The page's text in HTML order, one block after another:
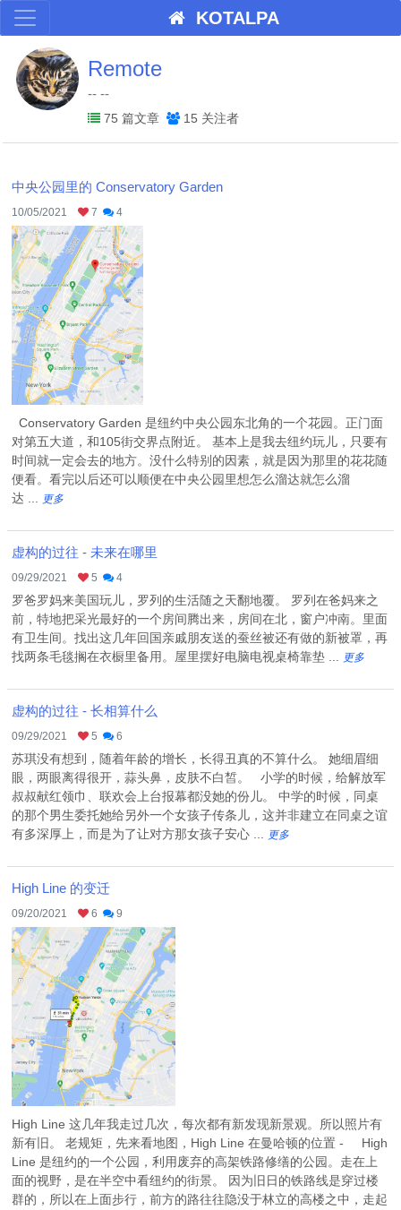
KOTALPA
Remote
-- --
75 篇文章 15 关注者
中央公园里的 Conservatory Garden
10/05/2021 7 4
Conservatory Garden 是纽约中央公园东北角的一个花园。正门面
对第五大道，和105街交界点附近。 基本上是我去纽约玩儿，只要有
时间就一定会去的地方。没什么特别的因素，就是因为那里的花花随
便看。看完以后还可以顺便在中央公园里想怎么溜达就怎么溜
达 ...
更多
虚构的过往 - 未来在哪里
09/29/2021 5 4
罗爸罗妈来美国玩儿，罗列的生活随之天翻地覆。 罗列在爸妈来之
前，特地把采光最好的一个房间腾出来，房间在北，窗户冲南。里面
有卫生间。找出这几年回国亲戚朋友送的蚕丝被还有做的新被罩，再
找两条毛毯搁在衣橱里备用。屋里摆好电脑电视桌椅靠垫 ...
更多
虚构的过往 - 长相算什么
09/29/2021 5 6
苏琪没有想到，随着年龄的增长，长得丑真的不算什么。 她细眉细
眼，两眼离得很开，蒜头鼻，皮肤不白皙。 小学的时候，给解放军
叔叔献红领巾、联欢会上台报幕都没她的份儿。 中学的时候，同桌
的那个男生委托她给另外一个女孩子传条儿，这并非建立在同桌之谊
有多深厚上，而是为了让对方那女孩子安心 ...
更多
High Line 的变迁
09/20/2021 6 9
High Line 这几年我走过几次，每次都有新发现新景观。所以照片有
新有旧。 老规矩，先来看地图，High Line 在曼哈顿的位置 - High
Line 是纽约的一个公园，利用废弃的高架铁路修缮的公园。走在上
面的视野，是在半空中看纽约的街景。 因为旧日的铁路线是穿过楼
群的，所以在上面步行，前方的路往往隐没于林立的高楼之中，走起